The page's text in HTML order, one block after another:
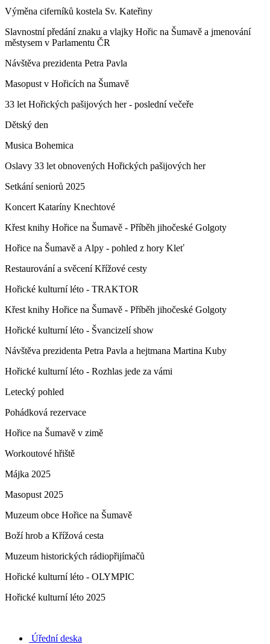
Výměna ciferníků kostela Sv. Kateřiny
Slavnostní předání znaku a vlajky Hořic na Šumavě a jmenování
městysem v Parlamentu ČR
Návštěva prezidenta Petra Pavla
Masopust v Hořicích na Šumavě
33 let Hořických pašijových her - poslední večeře
Dětský den
Musica Bohemica
Oslavy 33 let obnovených Hořických pašijových her
Setkání seniorů 2025
Koncert Kataríny Knechtové
Křest knihy Hořice na Šumavě - Příběh jihočeské Golgoty
Hořice na Šumavě a Alpy - pohled z hory Kleť
Restaurování a svěcení Křížové cesty
Hořické kulturní léto - TRAKTOR
Křest knihy Hořice na Šumavě - Příběh jihočeské Golgoty
Hořické kulturní léto - Švancizelí show
Návštěva prezidenta Petra Pavla a hejtmana Martina Kuby
Hořické kulturní léto - Rozhlas jede za vámi
Letecký pohled
Pohádková rezervace
Hořice na Šumavě v zimě
Workoutové hřiště
Májka 2025
Masopust 2025
Muzeum obce Hořice na Šumavě
Boží hrob a Křížová cesta
Muzeum historických rádiopřijímačů
Hořické kulturní léto - OLYMPIC
Hořické kulturní léto 2025
Úřední deska